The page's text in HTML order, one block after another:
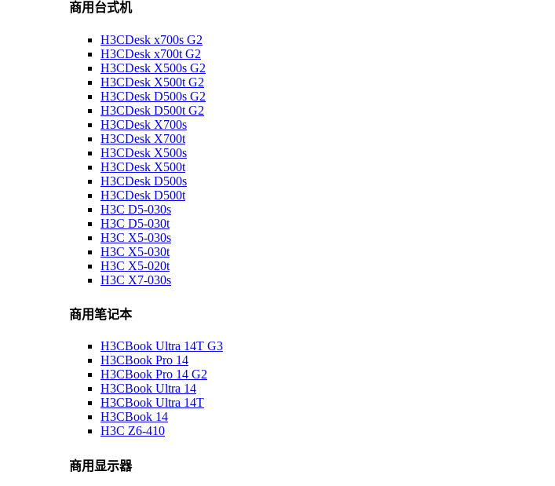
商用台式机
H3CDesk x700s G2
H3CDesk x700t G2
H3CDesk X500s G2
H3CDesk X500t G2
H3CDesk D500s G2
H3CDesk D500t G2
H3CDesk X700s
H3CDesk X700t
H3CDesk X500s
H3CDesk X500t
H3CDesk D500s
H3CDesk D500t
H3C D5-030s
H3C D5-030t
H3C X5-030s
H3C X5-030t
H3C X5-020t
H3C X7-030s
商用笔记本
H3CBook Ultra 14T G3
H3CBook Pro 14
H3CBook Pro 14 G2
H3CBook Ultra 14
H3CBook Ultra 14T
H3CBook 14
H3C Z6-410
商用显示器